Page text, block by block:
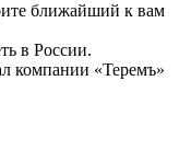
ближайший к вам
в России.
компании «Теремъ»